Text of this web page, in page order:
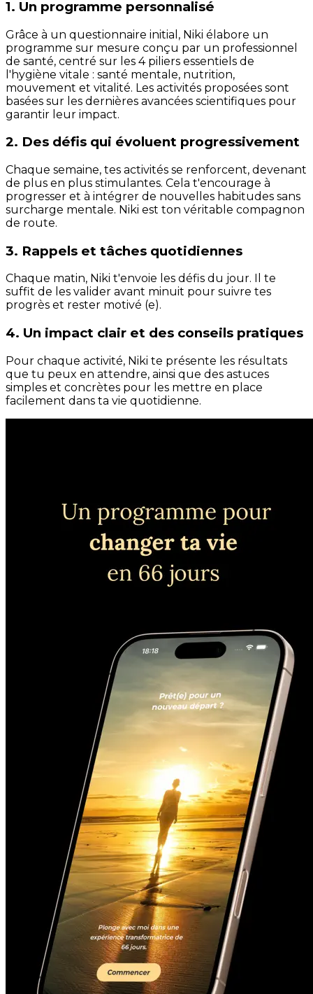
1. Un programme personnalisé
Grâce à un questionnaire initial, Niki élabore un
programme sur mesure conçu par un professionnel
de santé, centré sur les 4 piliers essentiels de
l'hygiène vitale : santé mentale, nutrition,
mouvement et vitalité. Les activités proposées sont
basées sur les dernières avancées scientifiques pour
garantir leur impact.
2. Des défis qui évoluent progressivement
Chaque semaine, tes activités se renforcent, devenant
de plus en plus stimulantes. Cela t'encourage à
progresser et à intégrer de nouvelles habitudes sans
surcharge mentale. Niki est ton véritable compagnon
de route.
3. Rappels et tâches quotidiennes
Chaque matin, Niki t'envoie les défis du jour. Il te
suffit de les valider avant minuit pour suivre tes
progrès et rester motivé (e).
4. Un impact clair et des conseils pratiques
Pour chaque activité, Niki te présente les résultats
que tu peux en attendre, ainsi que des astuces
simples et concrètes pour les mettre en place
facilement dans ta vie quotidienne.